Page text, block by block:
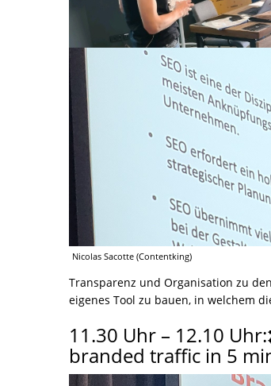
Nicolas Sacotte (Contentking)
Transparenz und Organisation zu
eigenes Tool zu bauen, in welchem
11.30 Uhr – 12.10
branded traffic in 5